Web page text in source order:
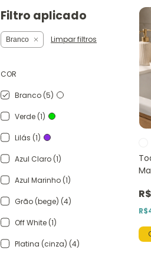
Filtro aplicado
Branco Limpar filtros
COR
Branco (5)
Verde (1)
Lilás (1)
Azul Claro (1)
Azul Marinho (1)
Grão (bege) (4)
Off White (1)
Platina (cinza) (4)